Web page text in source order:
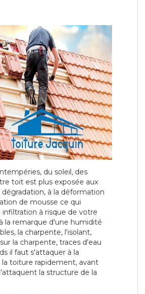
du soleil, des
toit est plus exposée aux
dégradation, à la déformation
de mousse ce qui
infiltration à risque de votre
la remarque d'une humidité
la charpente, l'isolant,
la charpente, traces d'eau
il faut s'attaquer à la
la toiture rapidement, avant
la structure de la